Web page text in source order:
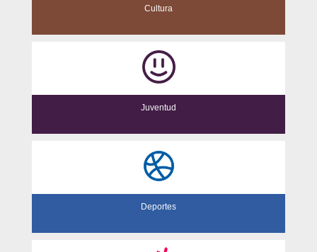
Cultura
Juventud
Deportes